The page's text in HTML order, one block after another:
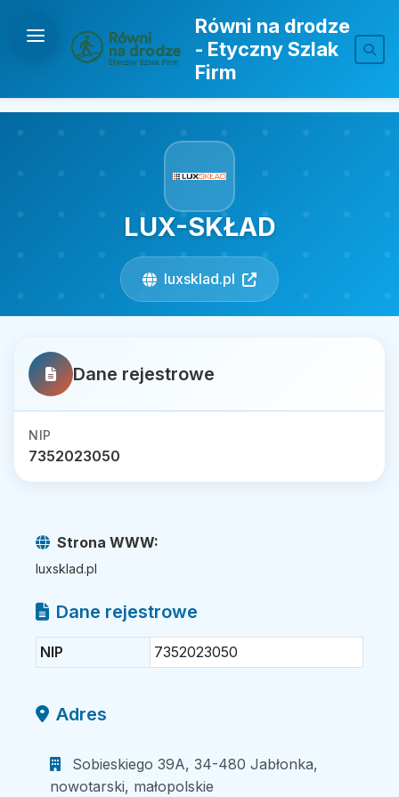
Równi na drodze
- Etyczny Szlak
Firm
LUX-SKŁAD
luxsklad.pl
Dane rejestrowe
NIP
7352023050
Strona WWW:
luxsklad.pl
Dane rejestrowe
NIP 7352023050
Adres
Sobieskiego 39A, 34-480 Jabłonka,
nowotarski, małopolskie